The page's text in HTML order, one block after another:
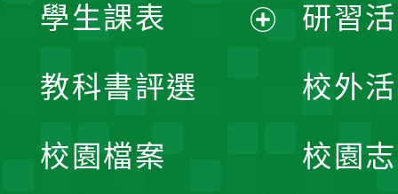
學生課表
教科書評選
校園檔案
研習
校外
校園